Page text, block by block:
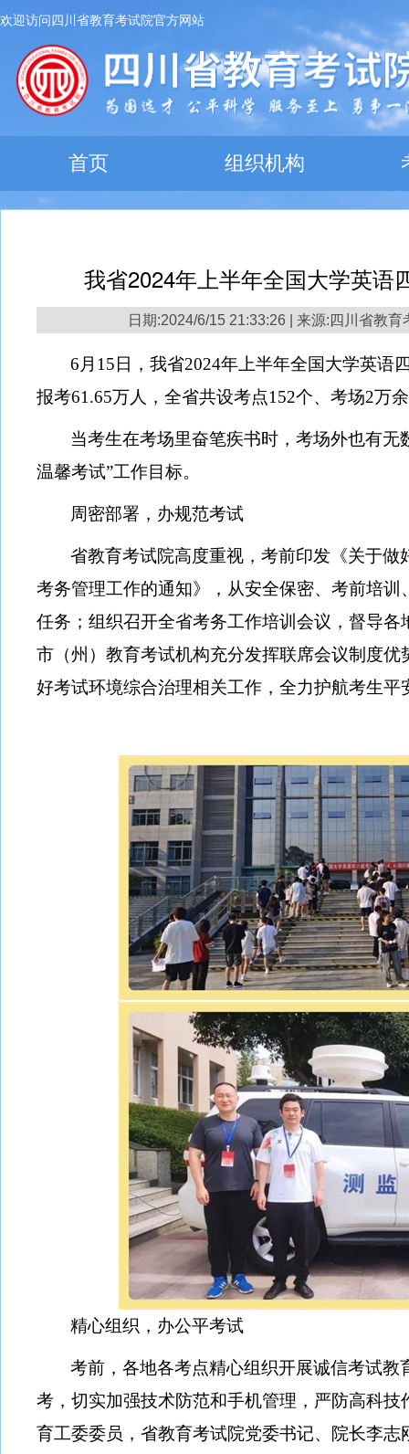
欢迎访问四川省教育考试院官方网站
首页 组织机构
我省2024年上半年全国大学英语
日期:2024/6/15 21:33:26 | 来源:四川省教育
6月15日，我省2024年上半年全国大学英语
报考61.65万人，全省共设考点152个、考场2万
当考生在考场里奋笔疾书时，考场外也有
温馨考试”工作目标。
周密部署，办规范考试
省教育考试院高度重视，考前印发《关于做
考务管理工作的通知》，从安全保密、考前培
任务；组织召开全省考务工作培训会议，督导
市（州）教育考试机构充分发挥联席会议制度
好考试环境综合治理相关工作，全力护航考生平
精心组织，办公平考试
考前，各地各考点精心组织开展诚信考试
考，切实加强技术防范和手机管理，严防高科
育工委委员，省教育考试院党委书记、院长李